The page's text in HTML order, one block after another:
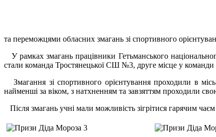
та переможцями обласних змагань зі спортивного
У рамках змагань працівники Гетьманського
стали команда Тростянецької СШ №3, друге місце у
Змагання зі спортивного орієнтування проходили в
найменші за віком, з натхненням та завзяттям проходили
Після змагань учні мали можливість зігрітися гарячим